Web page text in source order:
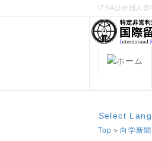
IFSAは外国人
Select
Top ＞向学新聞